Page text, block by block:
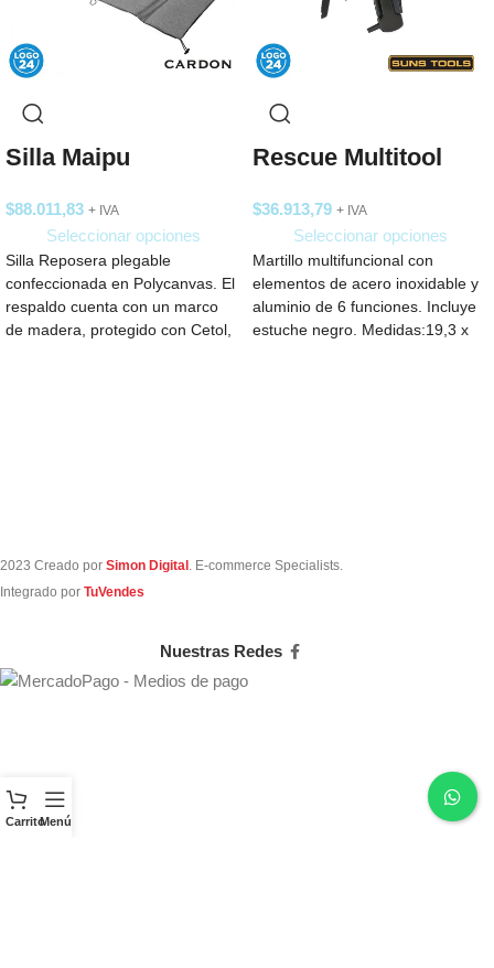
Silla Maipu
$88.011,83 + IVA
Seleccionar opciones
Silla Reposera plegable
confeccionada en Polycanvas. El
respaldo cuenta con un marco
de madera, protegido con Cetol,
Rescue Multitool
$36.913,79 + IVA
Seleccionar opciones
Martillo multifuncional con
elementos de acero inoxidable y
aluminio de 6 funciones. Incluye
estuche negro. Medidas:19,3 x
2023 Creado por Simon Digital. E-commerce Specialists.
Integrado por TuVendes
Nuestras Redes
CarritoMenú